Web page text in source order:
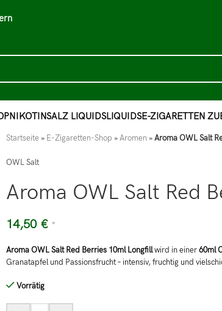
NIKOTINSALZ LIQUIDSLIQUIDSE-ZIGARETTEN
Startseite » E-Zigaretten-Shop »Aromen »Aroma OWL Salt
OWL Salt
Aroma OWL Salt Red
14,50 € *
Aroma OWL Salt Red Berries 10ml Longfillwird in einer60ml
Granatapfel und Passionsfrucht – intensiv, fruchtig und
Vorrätig